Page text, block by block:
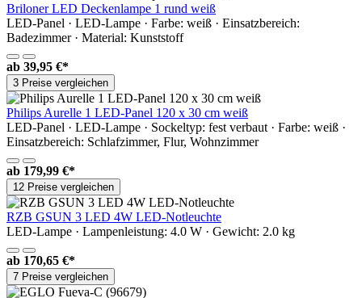
Briloner LED Deckenlampe 1 rund weiß
LED-Panel · LED-Lampe · Farbe: weiß · Einsatzbereich:
Badezimmer · Material: Kunststoff
ab 39,95 €*
3 Preise vergleichen
Philips Aurelle 1 LED-Panel 120 x 30 cm weiß
LED-Panel · LED-Lampe · Sockeltyp: fest verbaut · Farbe: weiß ·
Einsatzbereich: Schlafzimmer, Flur, Wohnzimmer
ab 179,99 €*
12 Preise vergleichen
RZB GSUN 3 LED 4W LED-Notleuchte
LED-Lampe · Lampenleistung: 4.0 W · Gewicht: 2.0 kg
ab 170,65 €*
7 Preise vergleichen